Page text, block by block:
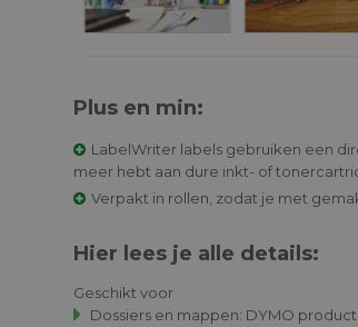
Plus en min:
LabelWriter labels gebruiken een
meer hebt aan dure inkt- of
Verpakt in rollen, zodat je met
Hier lees je alle details:
Geschikt voor
Dossiers en mappen: DYMO
-20%